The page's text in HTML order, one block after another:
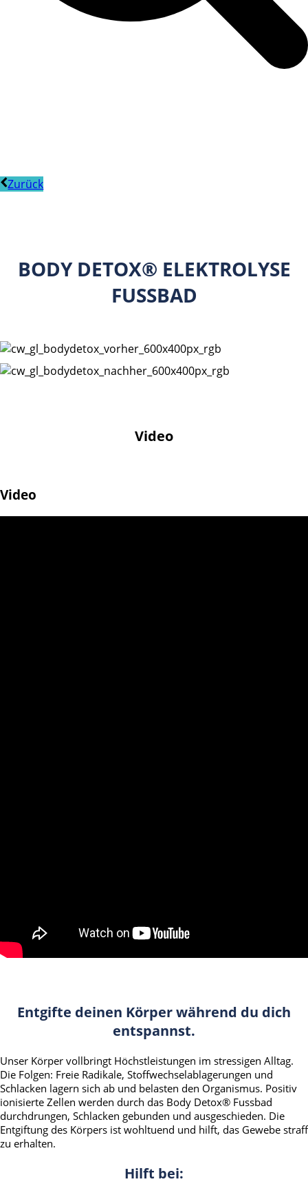
Zurück
BODY DETOX® ELEKTROLYSE
FUSSBAD
Video
Video
Entgifte deinen Körper während du dich
entspannst.
Unser Körper vollbringt Höchstleistungen im stressigen Alltag.
Die Folgen: Freie Radikale, Stoffwechselablagerungen und
Schlacken lagern sich ab und belasten den Organismus. Positiv
ionisierte Zellen werden durch das Body Detox® Fussbad
durchdrungen, Schlacken gebunden und ausgeschieden. Die
Entgiftung des Körpers ist wohltuend und hilft, das Gewebe straff
zu erhalten.
Hilft bei: